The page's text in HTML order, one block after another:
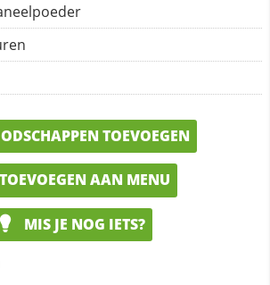
TOEVOEGEN
TOEVOEGEN AAN MENU
MIS JE NOG IETS?